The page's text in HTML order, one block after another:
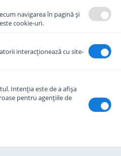
navigarea în pagină şi
cookie-uri.
interacţionează cu site-
Intenţia este de a afişa
pentru agenţiile de